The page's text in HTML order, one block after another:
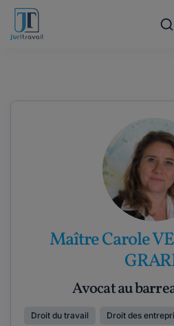
Maître Carole
Avocat au
Droit du travail Droit des